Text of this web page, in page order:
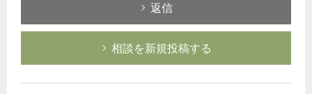
返信
相談を新規投稿する